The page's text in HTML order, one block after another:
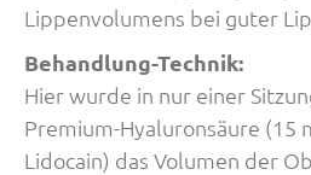
Lippenvolumens bei guter
Behandlung-Technik:
Hier wurde in nur einer
Premium-Hyaluronsäure (15
Lidocain) das Volumen der